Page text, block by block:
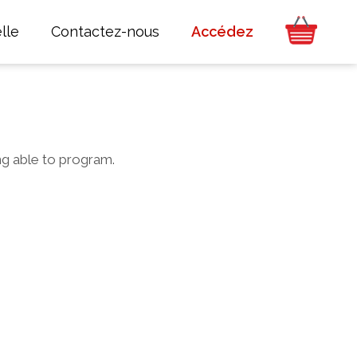
Contactez-nous Accédez
able to program.